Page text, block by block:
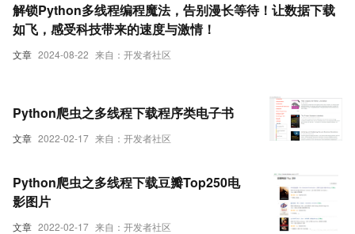
文章 2024-08-22 来自：开发者社区
解锁Python多线程编程魔法，告别漫长等待！让数据下载
如飞，感受科技带来的速度与激情！
文章 2022-02-17 来自：开发者社区
Python爬虫之多线程下载程序类电子书
文章 2022-02-17 来自：开发者社区
Python爬虫之多线程下载豆瓣Top250电
影图片